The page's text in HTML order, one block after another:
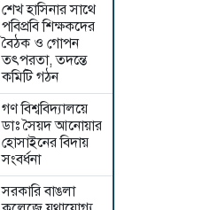
শেখ হাসিনার সাথে
পবিপ্রবি শিক্ষকদের
বৈঠক ও গোপন
তৎপরতা, তদন্তে
কমিটি গঠন
গণ বিশ্ববিদ্যালয়ে
ডাঃ সৈয়দ আনোয়ার
হোসাইনের বিদায়
সংবর্ধনা
সরকারি বাঙলা